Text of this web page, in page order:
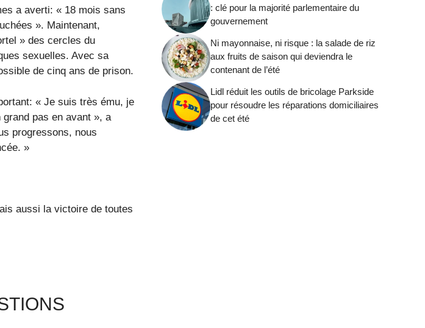
a averti: « 18 mois sans
». Maintenant,
» des cercles du
sexuelles. Avec sa
de cinq ans de prison.
« Je suis très ému, je
pas en avant », a
progressons, nous
»
aussi la victoire de toutes
: clé pour la majorité parlementaire du
gouvernement
Ni mayonnaise, ni risque : la salade de riz
aux fruits de saison qui deviendra le
contenant de l’été
Lidl réduit les outils de bricolage Parkside
pour résoudre les réparations domiciliaires
de cet été